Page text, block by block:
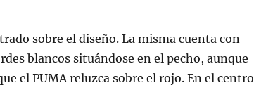
sobre el diseño. La misma cuenta con
blancos situándose en el pecho, aunque
el PUMA reluzca sobre el rojo. En el centro